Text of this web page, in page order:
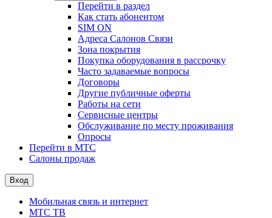
Перейти в раздел
Как стать абонентом
SIM ON
Адреса Салонов Связи
Зона покрытия
Покупка оборудования в рассрочку
Часто задаваемые вопросы
Договоры
Другие публичные оферты
Работы на сети
Сервисные центры
Обслуживание по месту проживания
Опросы
Перейти в МТС
Салоны продаж
Вход
Мобильная связь и интернет
МТС ТВ